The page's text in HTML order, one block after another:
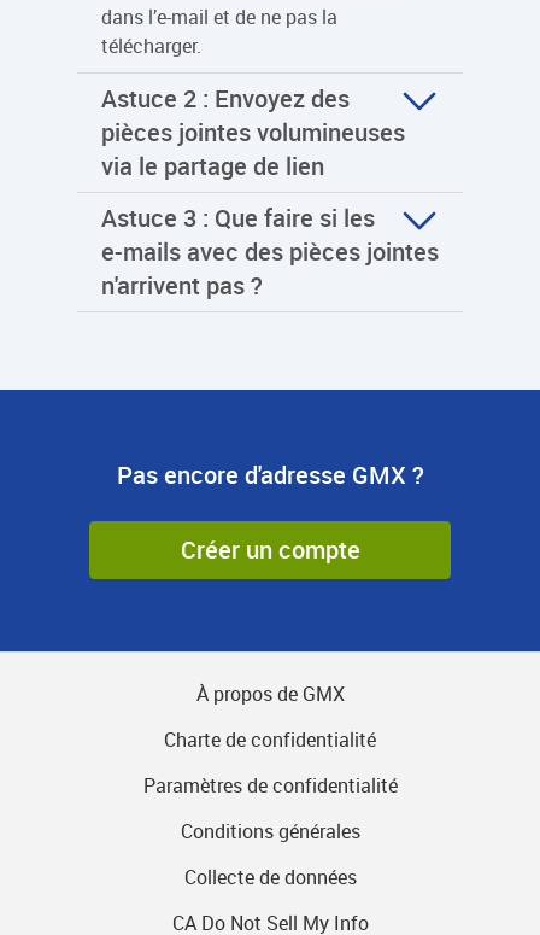
dans l’e-mail et de ne pas la
télécharger.
Astuce 2 : Envoyez des
pièces jointes volumineuses
via le partage de lien
Astuce 3 : Que faire si les
e-mails avec des pièces jointes
n'arrivent pas ?
Pas encore d'adresse GMX ?
Créer un compte
À propos de GMX
Charte de confidentialité
Paramètres de confidentialité
Conditions générales
Collecte de données
CA Do Not Sell My Info